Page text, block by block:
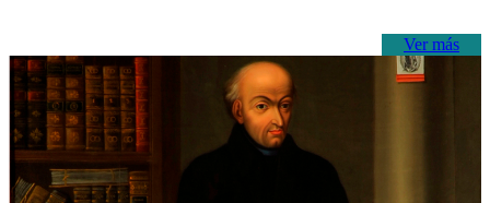
Ver más